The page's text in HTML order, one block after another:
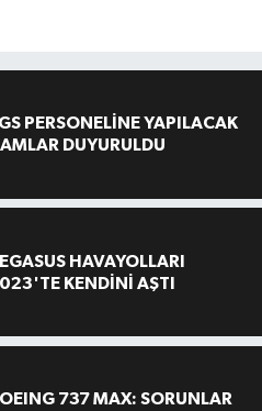
PERSONELİNE YAPILACAK
DUYURULDU
HAVAYOLLARI
KENDİNİ AŞTI
737 MAX: SORUNLAR